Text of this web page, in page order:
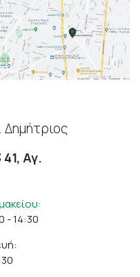
Δημήτριος
Αγ.
- 14:30